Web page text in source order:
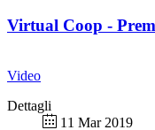
Virtual Coop -
Video
Dettagli
11 Mar 2019